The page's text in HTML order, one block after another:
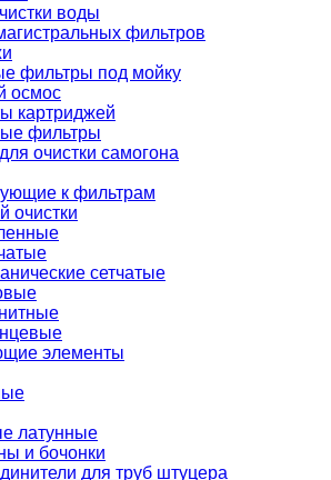
воды
фильтров
фильтры под мойку
осмос
картриджей
фильтры
очистки самогона
к фильтрам
очистки
сетчатые
элементы
латунные
и бочонки
для труб штуцера